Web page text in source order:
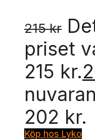
215kr
priset
215 kr.
202 kr.
Köp hos Lyko